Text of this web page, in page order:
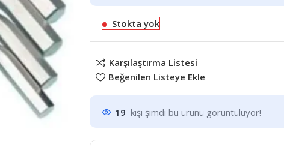
Stokta yok
Karşılaştırma Listesi
Beğenilen Listeye Ekle
19 kişi şimdi bu ürünü görüntülüyor!